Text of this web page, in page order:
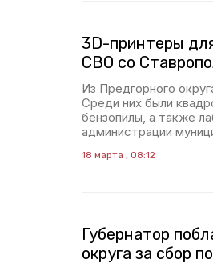
3D-принтеры
СВО со
Из Предгорного
Среди них были
бензопилы, а также
администрации
18 марта , 08:12
Губернатор
округа за сбор